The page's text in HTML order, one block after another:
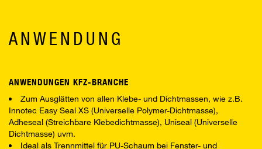
ANWENDUNG
ANWENDUNGEN KFZ-BRANCHE
Zum Ausglätten von allen Klebe- und Dichtmassen, wie z.B.
Innotec Easy Seal XS (Universelle Polymer-Dichtmasse),
Adheseal (Streichbare Klebedichtmasse), Uniseal (Universelle
Dichtmasse) uvm.
Ideal als Trennmittel für PU-Schaum bei Fenster- und